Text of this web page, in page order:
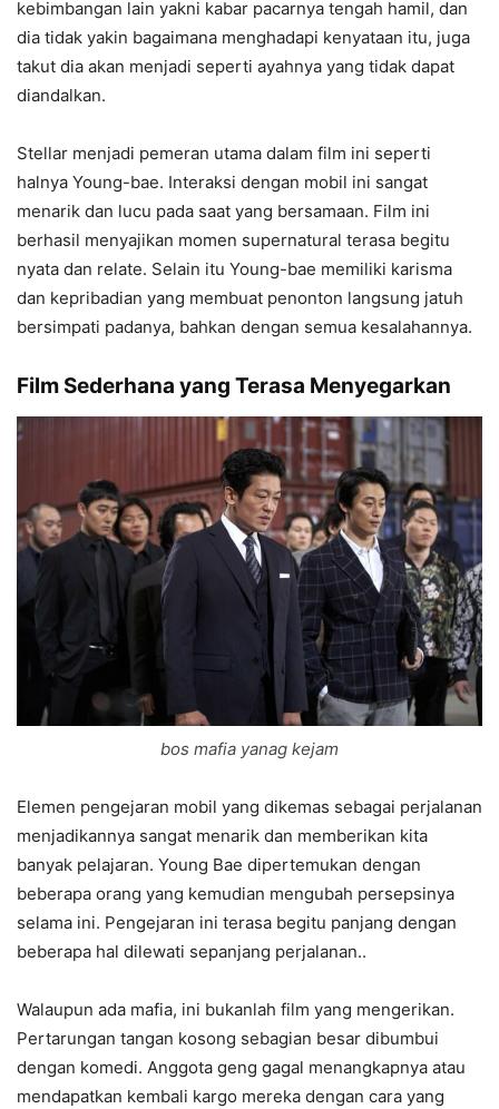
kebimbangan lain yakni kabar pacarnya tengah hamil, dan
dia tidak yakin bagaimana menghadapi kenyataan itu, juga
takut dia akan menjadi seperti ayahnya yang tidak dapat
diandalkan.
Stellar menjadi pemeran utama dalam film ini seperti
halnya Young-bae. Interaksi dengan mobil ini sangat
menarik dan lucu pada saat yang bersamaan. Film ini
berhasil menyajikan momen supernatural terasa begitu
nyata dan relate. Selain itu Young-bae memiliki karisma
dan kepribadian yang membuat penonton langsung jatuh
bersimpati padanya, bahkan dengan semua kesalahannya.
Film Sederhana yang Terasa Menyegarkan
bos mafia yanag kejam
Elemen pengejaran mobil yang dikemas sebagai perjalanan
menjadikannya sangat menarik dan memberikan kita
banyak pelajaran. Young Bae dipertemukan dengan
beberapa orang yang kemudian mengubah persepsinya
selama ini. Pengejaran ini terasa begitu panjang dengan
beberapa hal dilewati sepanjang perjalanan..
Walaupun ada mafia, ini bukanlah film yang mengerikan.
Pertarungan tangan kosong sebagian besar dibumbui
dengan komedi. Anggota geng gagal menangkapnya atau
mendapatkan kembali kargo mereka dengan cara yang